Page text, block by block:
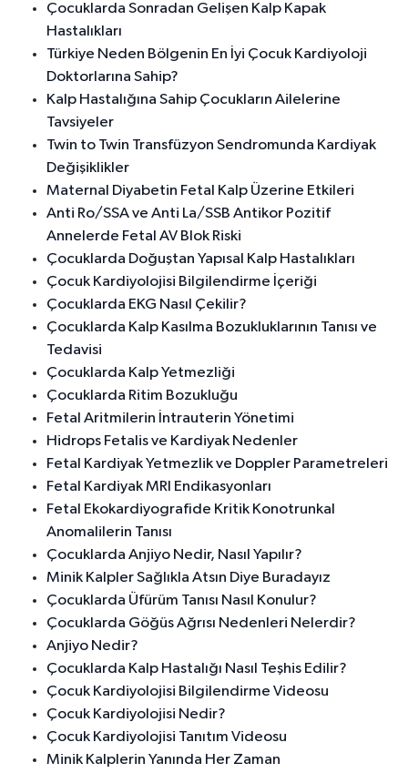
Çocuklarda Sonradan Gelişen Kalp Kapak
Hastalıkları
Türkiye Neden Bölgenin En İyi Çocuk Kardiyoloji
Doktorlarına Sahip?
Kalp Hastalığına Sahip Çocukların Ailelerine
Tavsiyeler
Twin to Twin Transfüzyon Sendromunda Kardiyak
Değişiklikler
Maternal Diyabetin Fetal Kalp Üzerine Etkileri
Anti Ro/SSA ve Anti La/SSB Antikor Pozitif
Annelerde Fetal AV Blok Riski
Çocuklarda Doğuştan Yapısal Kalp Hastalıkları
Çocuk Kardiyolojisi Bilgilendirme İçeriği
Çocuklarda EKG Nasıl Çekilir?
Çocuklarda Kalp Kasılma Bozukluklarının Tanısı ve
Tedavisi
Çocuklarda Kalp Yetmezliği
Çocuklarda Ritim Bozukluğu
Fetal Aritmilerin İntrauterin Yönetimi
Hidrops Fetalis ve Kardiyak Nedenler
Fetal Kardiyak Yetmezlik ve Doppler Parametreleri
Fetal Kardiyak MRI Endikasyonları
Fetal Ekokardiyografide Kritik Konotrunkal
Anomalilerin Tanısı
Çocuklarda Anjiyo Nedir, Nasıl Yapılır?
Minik Kalpler Sağlıkla Atsın Diye Buradayız
Çocuklarda Üfürüm Tanısı Nasıl Konulur?
Çocuklarda Göğüs Ağrısı Nedenleri Nelerdir?
Anjiyo Nedir?
Çocuklarda Kalp Hastalığı Nasıl Teşhis Edilir?
Çocuk Kardiyolojisi Bilgilendirme Videosu
Çocuk Kardiyolojisi Nedir?
Çocuk Kardiyolojisi Tanıtım Videosu
Minik Kalplerin Yanında Her Zaman